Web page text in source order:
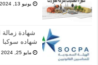
يونيو 13, 2024
شهادة زمالة
شهاده سوكبا
مايو 25, 2024